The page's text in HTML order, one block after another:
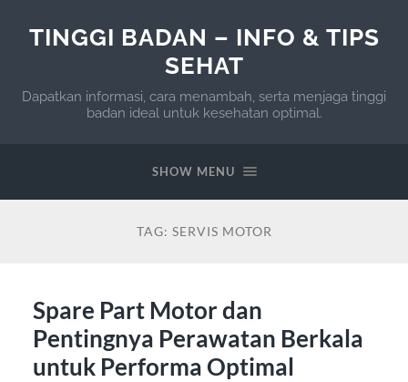
TINGGI BADAN – INFO & TIPS
SEHAT
Dapatkan informasi, cara menambah, serta menjaga tinggi
badan ideal untuk kesehatan optimal.
SHOW MENU
TAG: SERVIS MOTOR
Spare Part Motor dan
Pentingnya Perawatan Berkala
untuk Performa Optimal